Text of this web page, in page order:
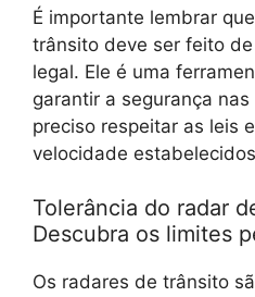
É importante lembrar
trânsito deve ser feito
legal. Ele é uma
garantir a segurança
preciso respeitar as leis
velocidade
Tolerância do radar
Descubra os limites
Os radares de trânsito